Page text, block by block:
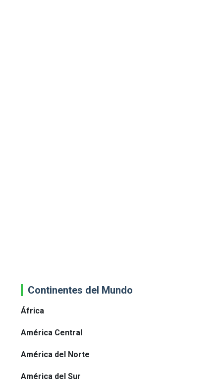
Continentes del Mundo
África
América Central
América del Norte
América del Sur